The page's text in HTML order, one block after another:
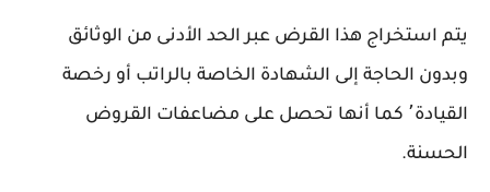
يتم استخراج هذا القرض عبر الحد الأدنى من الوثائق
وبدون الحاجة إلى الشهادة الخاصة بالراتب أو رخصة
القيادة٬ كما أنها تحصل على مضاعفات القروض
الحسنة.